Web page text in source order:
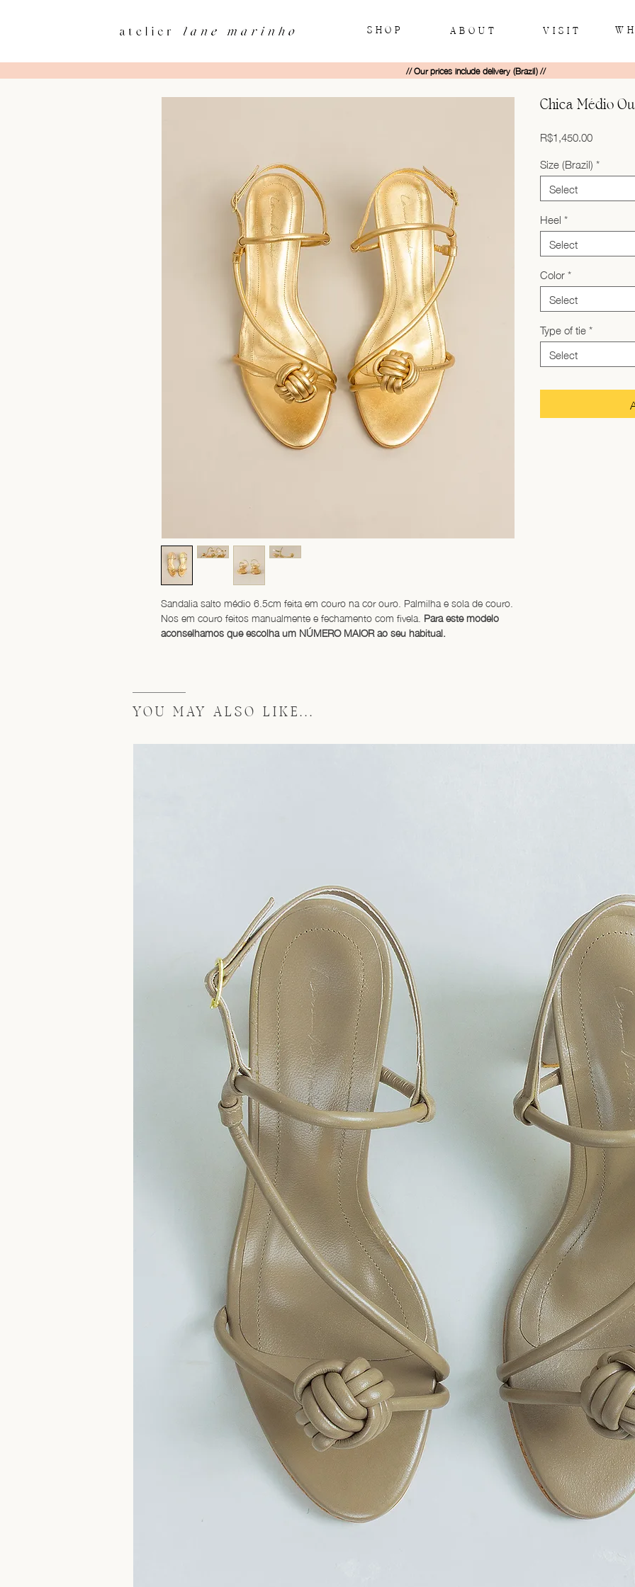
SHOP ABOUT VISIT
// Our prices include delivery (Brazil) //
Sandalia salto médio 6.5cm feita em couro na cor ouro. Palmilha e sola de couro.
Nos em couro feitos manualmente e fechamento com fivela. Para este modelo
aconselhamos que escolha um NÚMERO MAIOR ao seu habitual.
Chica Médio
R$1,450.00Price
Size (Brazil)*
Select
Heel*
Select
Color*
Select
Type of tie*
Select
YOU MAY ALSO LIKE...